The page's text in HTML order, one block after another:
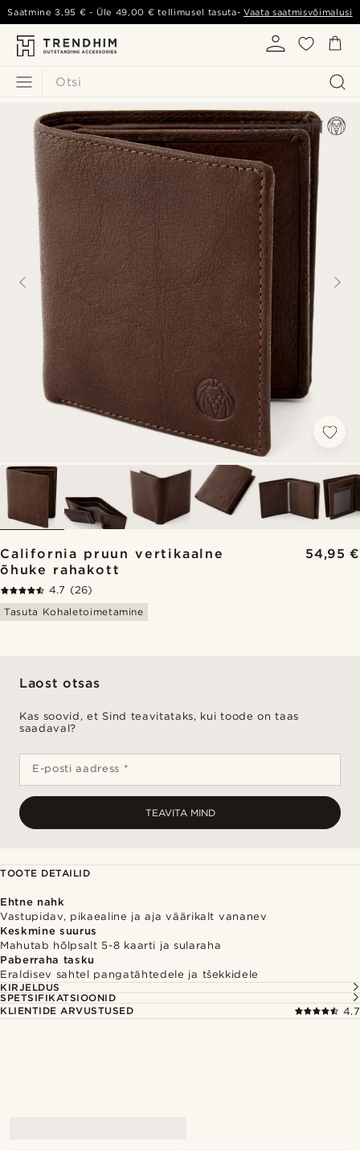
Otsi
Saatmine3,95 € - Üle 49,00 € tellimusel tasuta-Vaata saatmisvõimalusi
California pruun vertikaalne
õhuke rahakott
54,95 €
4.7 (26)
Tasuta Kohaletoimetamine
Laost otsas
Kas soovid, et Sind teavitataks, kui toode on taas
saadaval?
E-posti aadress *
TEAVITA MIND
TOOTE DETAILID
Ehtne nahk
Vastupidav, pikaealine ja aja väärikalt vananev
Keskmine suurus
Mahutab hõlpsalt 5-8 kaarti ja sularaha
Paberraha tasku
Eraldisev sahtel pangatähtedele ja tšekkidele
KIRJELDUS
SPETSIFIKATSIOONID
KLIENTIDE ARVUSTUSED
4.7